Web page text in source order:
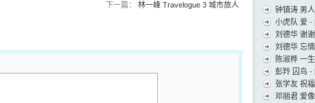
下一篇： 林一峰 Travelogue 3 城市旅人
钟镇涛 男人
小虎队 爱 -
刘德华 谢
刘德华 忘
陈淑桦 一
彭羚 囚鸟 -
张学友 祝福
邓丽君 爱